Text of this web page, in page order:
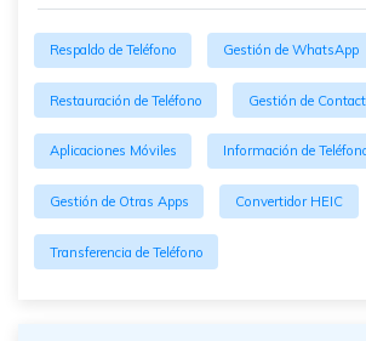
Respaldo de Teléfono Gestión de WhatsApp
Restauración de Teléfono Gestión de
Aplicaciones Móviles Información de
Gestión de Otras Apps Convertidor HEIC
Transferencia de Teléfono